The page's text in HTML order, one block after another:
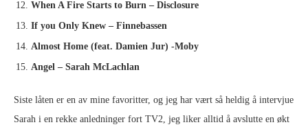
When A Fire Starts to Burn – Disclosure
If you Only Knew – Finnebassen
Almost Home (feat. Damien Jur) -Moby
Angel – Sarah McLachlan
Siste låten er en av mine favoritter, og jeg har vært så heldig å intervjue
Sarah i en rekke anledninger fort TV2, jeg liker alltid å avslutte en økt